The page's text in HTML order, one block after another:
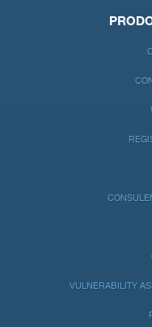
VULNERABILITY